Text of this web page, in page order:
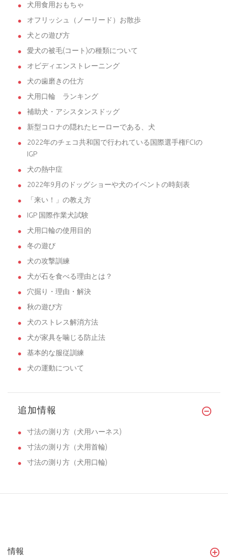
犬用食用おもちゃ
オフリッシュ（ノーリード）お散歩
犬との遊び方
愛犬の被毛(コート)の種類について
オビディエンストレーニング
犬の歯磨きの仕方
犬用口輪 ランキング
補助犬・アシスタンスドッグ
新型コロナの隠れたヒーローである、犬
2022年のチェコ共和国で行われている国際選手権FCIの
IGP
犬の熱中症
2022年9月のドッグショーや犬のイベントの時刻表
「来い！」の教え方
IGP 国際作業犬試験
犬用口輪の使用目的
冬の遊び
犬の攻撃訓練
犬が石を食べる理由とは？
穴掘り・理由・解決
秋の遊び方
犬のストレス解消方法
犬が家具を噛じる防止法
基本的な服従訓練
犬の運動について
追加情報
寸法の測り方（犬用ハーネス)
寸法の測り方（犬用首輪)
寸法の測り方（犬用口輪)
情報